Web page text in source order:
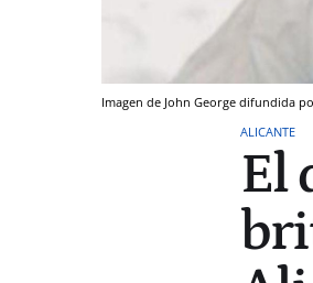
Imagen de John George difundida
ALICANTE
El